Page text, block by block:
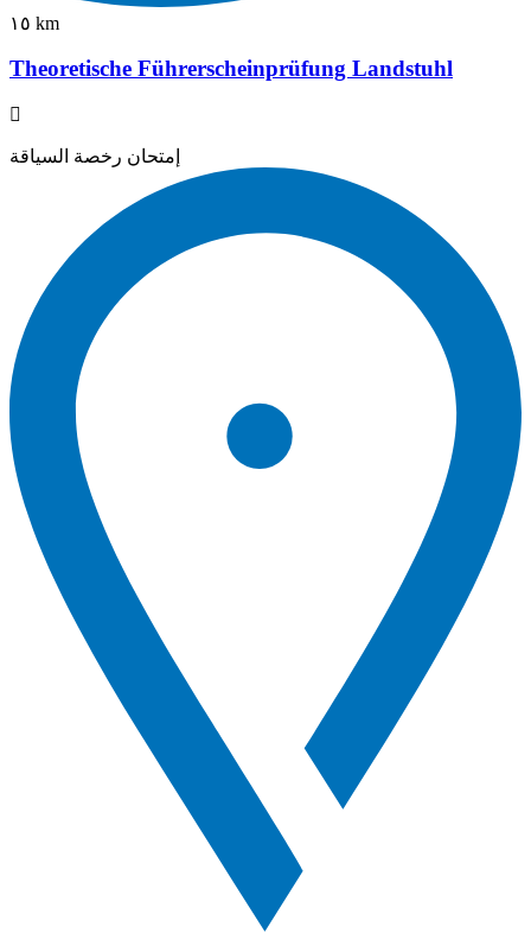
١٥ km
Theoretische Führerscheinprüfung Landstuhl
إمتحان رخصة السياقة